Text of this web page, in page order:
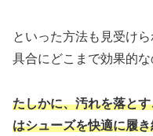
といった方法も見受け
具合にどこまで効果的な
たしかに、汚れを落と
はシューズを快適に履